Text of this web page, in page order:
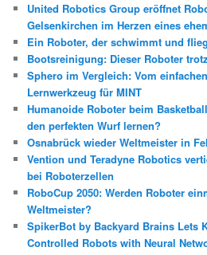
n
United Robotics Group eröffnet
Gelsenkirchen im Herzen eines
Ein Roboter, der schwimmt und
Bootsreinigung: Dieser Roboter
Sphero im Vergleich: Vom
Lernwerkzeug für MINT
Humanoide Roboter beim
den perfekten Wurf lernen?
Osnabrück wieder Weltmeister in
Vention und Teradyne Robotics
bei Roboterzellen
RoboCup 2050: Werden Roboter
Weltmeister?
SpikerBot by Backyard Brains Lets
Controlled Robots with Neural